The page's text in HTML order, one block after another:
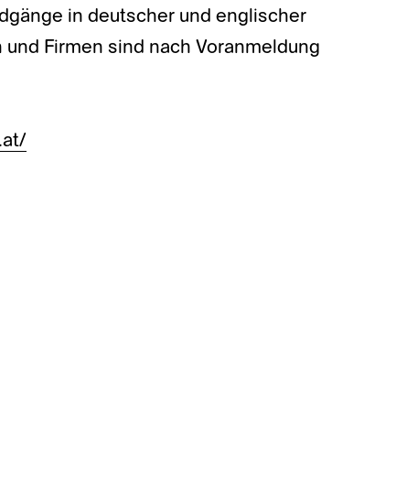
in deutscher und englischer
Firmen sind nach Voranmeldung